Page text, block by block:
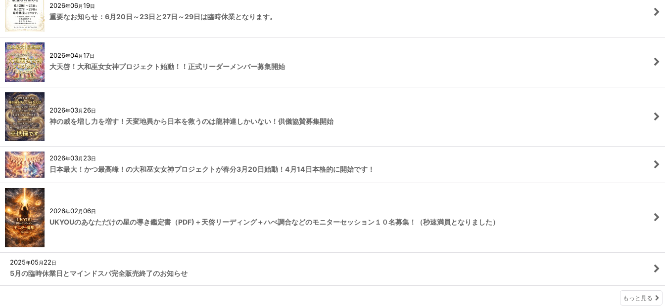
2026年06月19日
重要なお知らせ：6月20日～23日と27日～29日は臨時休業となります。
2026年04月17日
大天啓！大和巫女女神プロジェクト始動！！正式リーダーメンバー募集開始
2026年03月 26日
神の威を増し力を増す！天変地異から日本を救うのは龍神達しかいない！供儀協賛募集開始
2026年03月 23日
日本最大！かつ最高峰！の大和巫女女神プロジェクトが春分3月20日始動！4月14日本格的に開始です！
2026年02 月06日
UKYOUのあなただけの星の導き鑑定書（PDF)＋天啓リーディング＋ハぺ調合などのモニターセッション１０名募集！（秒速満員となりました）
2025年05 月 22日
5月の臨時休業日とマインドスパ完全販売終了のお知らせ
もっと見る